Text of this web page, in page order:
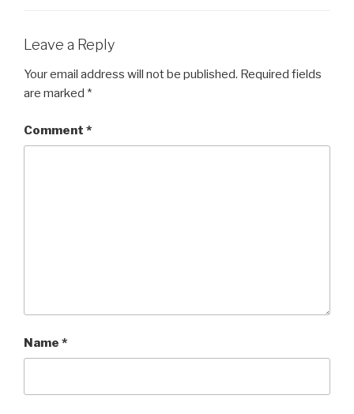
Leave a Reply
Your email address will not be published. Required fields
are marked *
Comment *
Name *